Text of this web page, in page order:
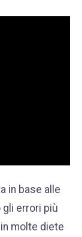
in base alle
gli errori più
molte diete